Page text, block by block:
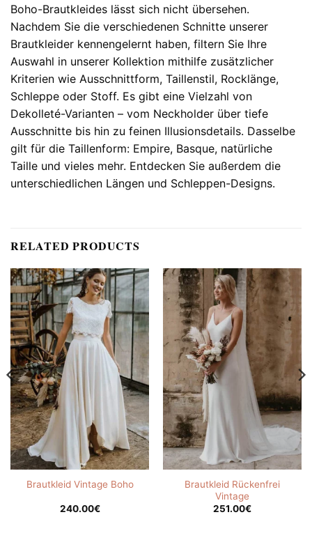
Boho-Brautkleides lässt sich nicht übersehen.
Nachdem Sie die verschiedenen Schnitte unserer
Brautkleider kennengelernt haben, filtern Sie Ihre
Auswahl in unserer Kollektion mithilfe zusätzlicher
Kriterien wie Ausschnittform, Taillenstil, Rocklänge,
Schleppe oder Stoff. Es gibt eine Vielzahl von
Dekolleté-Varianten – vom Neckholder über tiefe
Ausschnitte bis hin zu feinen Illusionsdetails. Dasselbe
gilt für die Taillenform: Empire, Basque, natürliche
Taille und vieles mehr. Entdecken Sie außerdem die
unterschiedlichen Längen und Schleppen-Designs.
RELATED PRODUCTS
Brautkleid Vintage Boho
240.00€
Brautkleid Rückenfrei
Vintage
251.00€